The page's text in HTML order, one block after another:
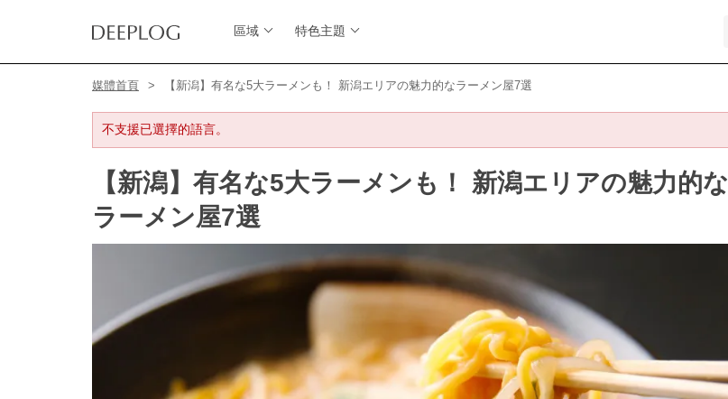
區域 特色主題
媒體首頁 【新潟】有名な5大ラーメンも！ 新潟エリアの魅力的なラーメン屋7選
不支援已選擇的語言。
【新潟】有名な5大ラーメンも！ 新潟エリアの魅力的な
ラーメン屋7選